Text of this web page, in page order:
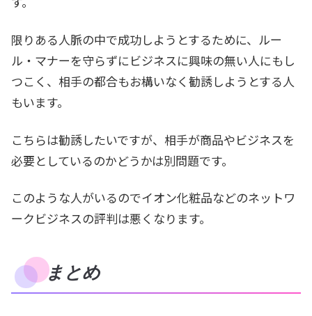
限りある人脈の中で成功しようとするために、ルー
ル・マナーを守らずにビジネスに興味の無い人にもし
つこく、相手の都合もお構いなく勧誘しようとする人
もいます。
こちらは勧誘したいですが、相手が商品やビジネスを
必要としているのかどうかは別問題です。
このような人がいるのでイオン化粧品などのネットワ
ークビジネスの評判は悪くなります。
まとめ